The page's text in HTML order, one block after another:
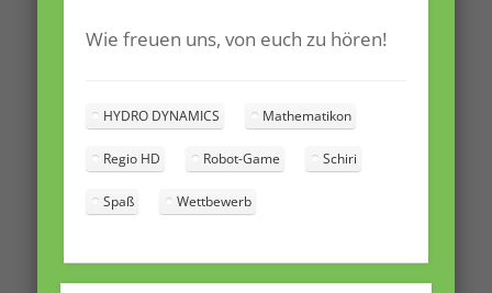
Wie freuen uns, von euch zu hören!
HYDRO DYNAMICS Mathematikon
Regio HD Robot-Game Schiri
Spaß Wettbewerb